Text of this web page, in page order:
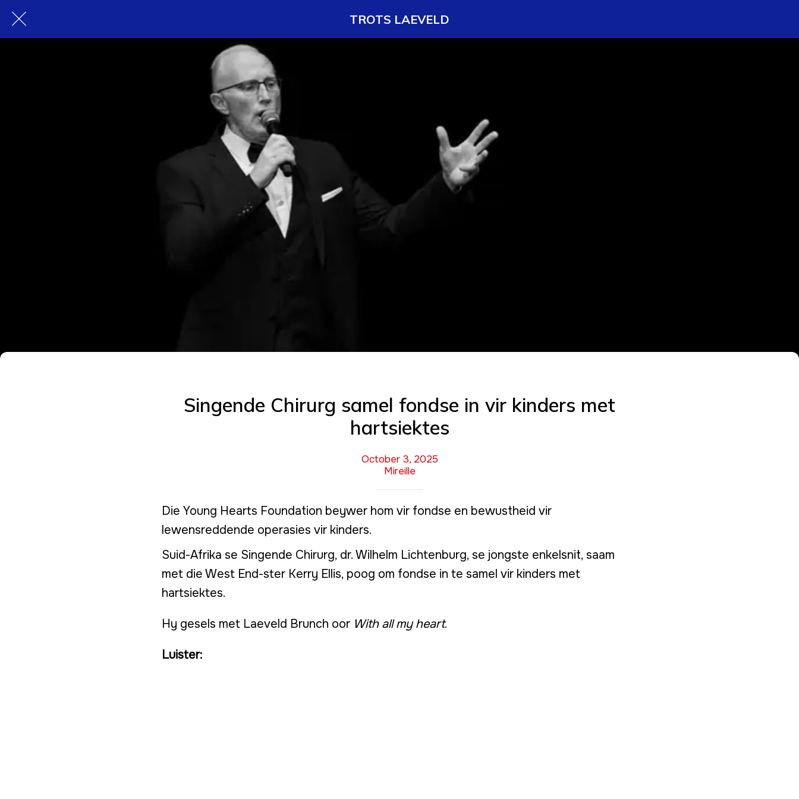
TROTS LAEVELD
Singende Chirurg samel fondse in vir kinders met
hartsiektes
October 3, 2025
Mireille
Die Young Hearts Foundation beywer hom vir fondse en bewustheid vir
lewensreddende operasies vir kinders.
Suid-Afrika se Singende Chirurg, dr. Wilhelm Lichtenburg, se jongste enkelsnit, saam
met die West End-ster Kerry Ellis, poog om fondse in te samel vir kinders met
hartsiektes.
Hy gesels met Laeveld Brunch oor With all my heart.
Luister: